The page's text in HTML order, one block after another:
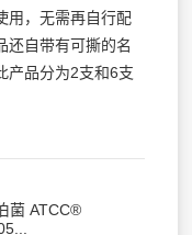
用，无需再自行配
还自带有可撕的名
产品分为2支和6支
菌 ATCC®